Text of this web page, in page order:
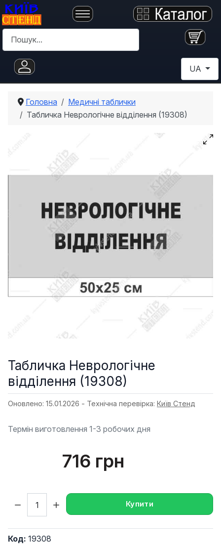
Пошук
Оберіть
UA
Головна
Медичні таблички
Табличка Неврологічне відділення (19308)
Табличка Неврологічне
відділення (19308)
Оновлено: 15.01.2026 - Технічна перевірка: Київ Стенд
Термін виготовлення 1-3 робочих дня
716 грн
Купити
Код: 19308